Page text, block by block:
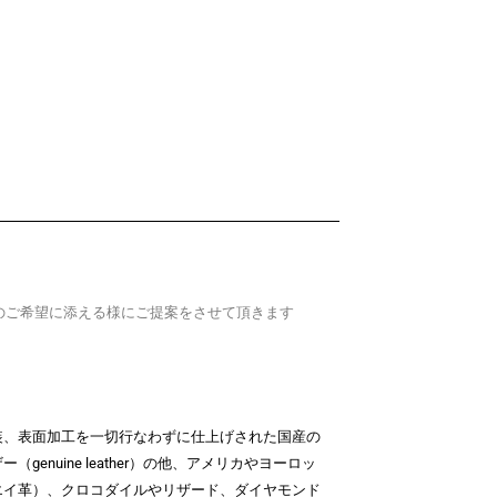
希望に添える様にご提案をさせて頂きます
表面加工を一切行なわずに仕上げされた国産の
（genuine leather）の他、アメリカやヨーロッ
革）、クロコダイルやリザード、ダイヤモンド